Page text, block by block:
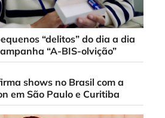
“delitos” do dia a dia
“A-BIS-olvição”
shows no Brasil com a
em São Paulo e Curitiba